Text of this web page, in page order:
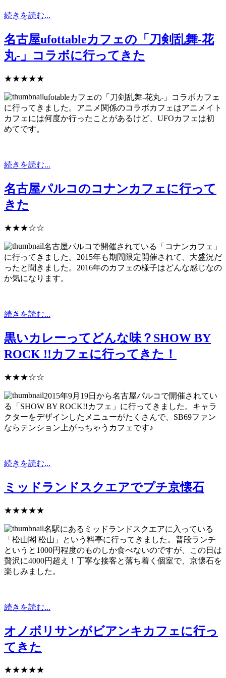
続きを読む...
名古屋ufottableカフェの「刀剣乱舞-花
丸-」コラボに行ってきた
★★★★★
ufotableカフェの「刀剣乱舞-花丸-」コラボカフェ
に行ってきました。アニメ関係のコラボカフェはアニメイト
カフェには何度か行ったことがあるけど、UFOカフェは初
めてです。
続きを読む...
名古屋パルコのコナンカフェに行って
きた
★★★☆☆
名古屋パルコで開催されている「コナンカフェ」
に行ってきました。2015年も期間限定開催されて、大盛況だ
ったと聞きました。2016年のカフェの様子はどんな感じなの
か気になります。
続きを読む...
黒いカレーってどんな味？SHOW BY
ROCK !!カフェに行ってきた！
★★★☆☆
2015年9月19日から名古屋パルコで開催されてい
る「SHOW BY ROCK!!カフェ」に行ってきました。キャラ
クターをデザインしたメニューがたくさんで、SB69ファン
ならテンション上がっちゃうカフェです♪
続きを読む...
ミッドランドスクエアでプチ京懐石
★★★★★
名駅にあるミッドランドスクエアに入っている
「松山閣 松山」という料亭に行ってきました。普段ランチ
というと1000円程度のものしか食べないのですが、この日は
贅沢に4000円超え！丁寧な接客と落ち着く個室で、京懐石を
楽しみました。
続きを読む...
オノボリサンがビアンキカフェに行っ
てきた
★★★★★